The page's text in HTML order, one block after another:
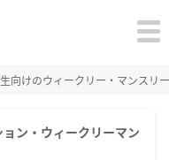
向けのウィークリー・マンスリ
ン・ウィークリーマン